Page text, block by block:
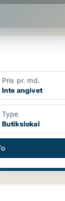
Pris pr. md.
Inte angivet
Type
Butikslokal